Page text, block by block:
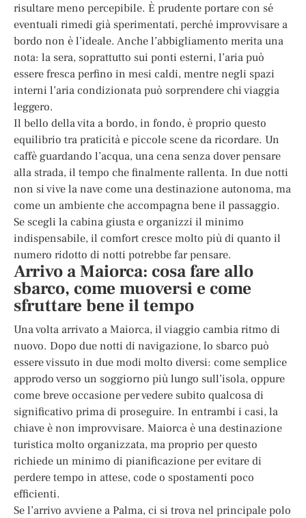
risultare meno percepibile. È prudente portare con sé
eventuali rimedi già sperimentati, perché improvvisare a
bordo non è l’ideale. Anche l’abbigliamento merita una
nota: la sera, soprattutto sui ponti esterni, l’aria può
essere fresca perfino in mesi caldi, mentre negli spazi
interni l’aria condizionata può sorprendere chi viaggia
leggero.
Il bello della vita a bordo, in fondo, è proprio questo
equilibrio tra praticità e piccole scene da ricordare. Un
caffè guardando l’acqua, una cena senza dover pensare
alla strada, il tempo che finalmente rallenta. In due notti
non si vive la nave come una destinazione autonoma, ma
come un ambiente che accompagna bene il passaggio.
Se scegli la cabina giusta e organizzi il minimo
indispensabile, il comfort cresce molto più di quanto il
numero ridotto di notti potrebbe far pensare.
Arrivo a Maiorca: cosa fare allo
sbarco, come muoversi e come
sfruttare bene il tempo
Una volta arrivato a Maiorca, il viaggio cambia ritmo di
nuovo. Dopo due notti di navigazione, lo sbarco può
essere vissuto in due modi molto diversi: come semplice
approdo verso un soggiorno più lungo sull’isola, oppure
come breve occasione per vedere subito qualcosa di
significativo prima di proseguire. In entrambi i casi, la
chiave è non improvvisare. Maiorca è una destinazione
turistica molto organizzata, ma proprio per questo
richiede un minimo di pianificazione per evitare di
perdere tempo in attese, code o spostamenti poco
efficienti.
Se l’arrivo avviene a Palma, ci si trova nel principale polo